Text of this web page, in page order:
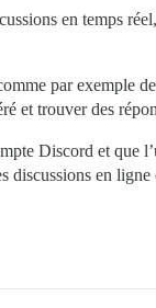
en temps
par exemple
et trouver des
Discord et que
en